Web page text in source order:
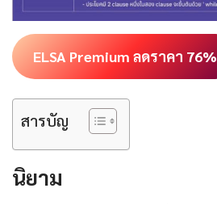
ELSA Premium ลดราคา 76%
สารบัญ
นิยาม